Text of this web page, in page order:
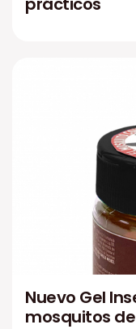
Nuevo Gel
mosquitos de